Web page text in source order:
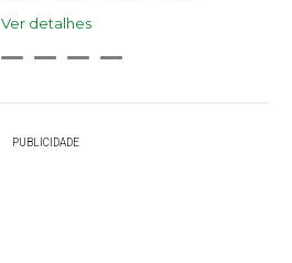
Ver detalhes
PUBLICIDADE